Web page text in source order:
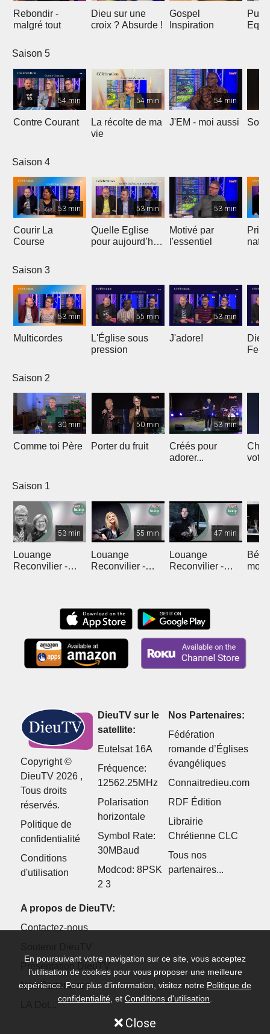
Rebondir -
malgré tout
Dieu sur une
croix ? Absurde !
Gospel
Inspiration
Saison 5
54 min
Contre Courant
54 min
La récolte de ma
vie
54 min
J'EM - moi aussi
Saison 4
53 min
Courir La
Course
53 min
Quelle Eglise
pour aujourd’hui
53 min
Motivé par
l'essentiel
Saison 3
53 min
Multicordes
55 min
L'Église sous
pression
53 min
J'adore!
Dieu
Saison 2
30 min
Comme toi Père
50 min
Porter du fruit
53 min
Créés pour
adorer...
Saison 1
53 min
Louange
Reconvilier -
55 min
Louange
Reconvilier -
47 min
Louange
Reconvilier -
Copyright ©
DieuTV 2026 ,
Tous droits
réservés.
Politique de
confidentialité
Conditions
d'utilisation
DieuTV sur le
satellite:
Eutelsat 16A
Fréquence:
12562.25MHz
Polarisation
horizontale
Symbol Rate:
30MBaud
Modcod: 8PSK
2 3
Nos Partenaires:
Fédération
romande d’Églises
évangéliques
Connaitredieu.com
RDF Édition
Librairie
Chrétienne CLC
Tous nos
partenaires...
A propos de DieuTV:
Contactez-nous
Présentation DieuTV
Nos Partenaires
En poursuivant votre navigation sur ce site, vous acceptez
l’utilisation de cookies pour vous proposer une meilleure
expérience. Pour plus d’information, visitez notre Politique de
confidentialité , et Conditions d'utilisation